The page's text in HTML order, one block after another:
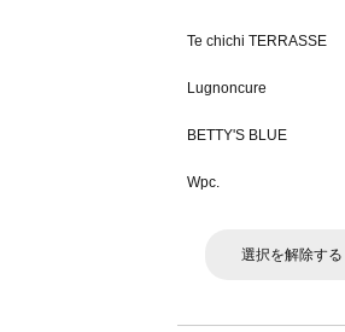
Te chichi TERRASSE
Lugnoncure
BETTY'S BLUE
Wpc.
選択を解除する